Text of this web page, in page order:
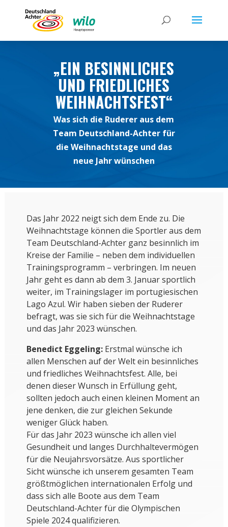
„EIN BESINNLICHES
UND FRIEDLICHES
WEIHNACHTSFEST“
Was sich die Ruderer aus dem
Team Deutschland-Achter für
die Weihnachtstage und das
neue Jahr wünschen
Das Jahr 2022 neigt sich dem Ende zu. Die
Weihnachtstage können die Sportler aus dem
Team Deutschland-Achter ganz besinnlich im
Kreise der Familie – neben dem individuellen
Trainingsprogramm – verbringen. Im neuen
Jahr geht es dann ab dem 3. Januar sportlich
weiter, im Trainingslager im portugiesischen
Lago Azul. Wir haben sieben der Ruderer
befragt, was sie sich für die Weihnachtstage
und das Jahr 2023 wünschen.
Benedict Eggeling:Erstmal wünsche ich
allen Menschen auf der Welt ein besinnliches
und friedliches Weihnachtsfest. Alle, bei
denen dieser Wunsch in Erfüllung geht,
sollten jedoch auch einen kleinen Moment an
jene denken, die zur gleichen Sekunde
weniger Glück haben.
Für das Jahr 2023 wünsche ich allen viel
Gesundheit und langes Durchhaltevermögen
für die Neujahrsvorsätze. Aus sportlicher
Sicht wünsche ich unserem gesamten Team
größtmöglichen internationalen Erfolg und
dass sich alle Boote aus dem Team
Deutschland-Achter für die Olympischen
Spiele 2024 qualifizieren.